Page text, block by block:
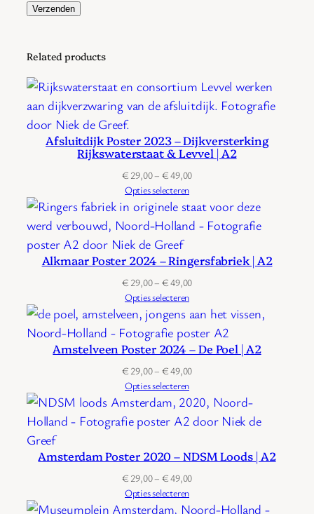
Related products
Afsluitdijk Poster 2023 – Dijkversterking
Rijkswaterstaat & Levvel | A2
€ 29,00– €49,00Prijsklasse:
tot
€ 49,00
Opties selecteren
Alkmaar Poster 2024 – Ringersfabriek | A2
€ 29,00– €49,00Prijsklasse:
tot
€ 49,00
Opties selecteren
Amstelveen Poster 2024 – De Poel | A2
€ 29,00– €49,00Prijsklasse:
tot
€ 49,00
Opties selecteren
Amsterdam Poster 2020 – NDSM Loods | A2
€ 29,00– €49,00Prijsklasse:
tot
Opties selecteren